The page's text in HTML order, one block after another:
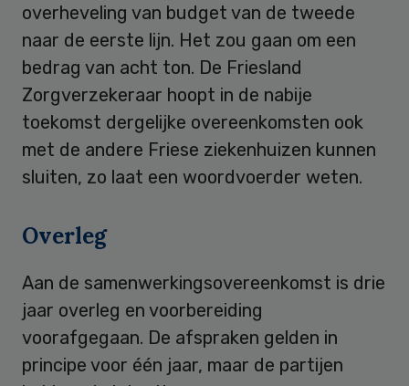
overheveling van budget van de tweede
naar de eerste lijn. Het zou gaan om een
bedrag van acht ton. De Friesland
Zorgverzekeraar hoopt in de nabije
toekomst dergelijke overeenkomsten ook
met de andere Friese ziekenhuizen kunnen
sluiten, zo laat een woordvoerder weten.
Overleg
Aan de samenwerkingsovereenkomst is drie
jaar overleg en voorbereiding
voorafgegaan. De afspraken gelden in
principe voor één jaar, maar de partijen